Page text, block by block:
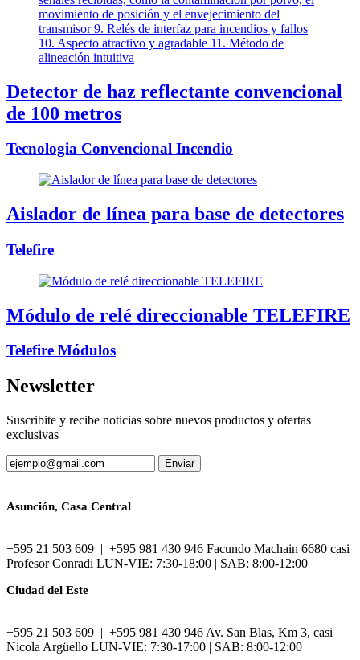
Detector de haz reflectante convencional
de 100 metros
Tecnologia Convencional Incendio
Aislador de línea para base de detectores
Telefire
Módulo de relé direccionable TELEFIRE
Telefire Módulos
Newsletter
Suscribite y recibe noticias sobre nuevos productos y ofertas
exclusivas
Asunción, Casa Central
+595 21 503 609 | +595 981 430 946 Facundo Machain 6680 casi
Profesor Conradi LUN-VIE: 7:30-18:00 | SAB: 8:00-12:00
Ciudad del Este
+595 21 503 609 | +595 981 430 946 Av. San Blas, Km 3, casi
Nicola Argüello LUN-VIE: 7:30-17:00 | SAB: 8:00-12:00